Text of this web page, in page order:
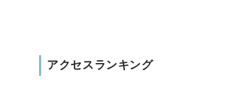
アクセスランキング